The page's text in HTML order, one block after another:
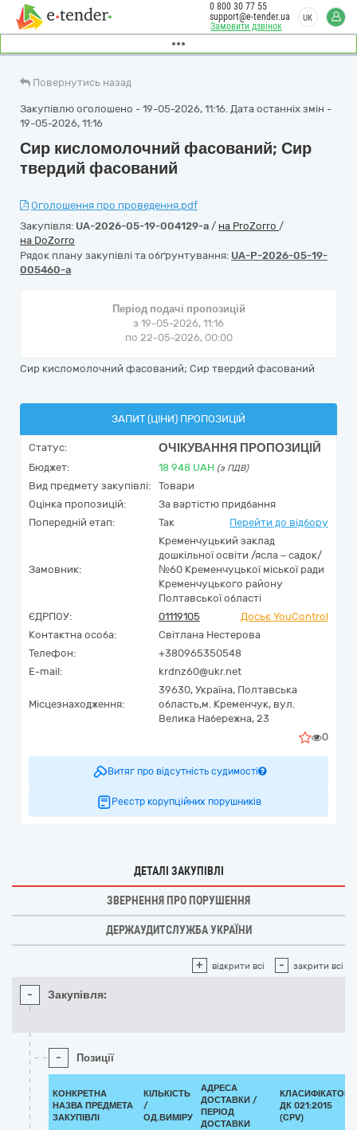
Замовити дзвінок
0 800 30 77 55
support@e-tender.ua
UK
Повернутись назад
Закупівлю оголошено - 19-05-2026, 11:16. Дата останніх змін -
19-05-2026, 11:16
Сир кисломолочний фасований; Сир
твердий фасований
Оголошення про проведення.pdf
Закупівля: UA-2026-05-19-004129-a / на ProZorro /
на DoZorro
Рядок плану закупівлі та обґрунтування: UA-P-2026-05-19-
005460-a
Період подачі пропозицій
з 19-05-2026, 11:16
по 22-05-2026, 00:00
Сир кисломолочний фасований; Сир твердий фасований
ЗАПИТ (ЦІНИ) ПРОПОЗИЦІЙ
Статус: ОЧІКУВАННЯ ПРОПОЗИЦІЙ
Бюджет: 18 948 UAH (з ПДВ)
Вид предмету закупівлі:
Товари
Оцінка пропозицій:
За вартістю придбання
Попередній етап:
Так Перейти до відбору
Замовник:
Кременчуцький заклад
дошкільної освіти /ясла – садок/
№60 Кременчуцької міської ради
Кременчуцького району
Полтавської області
ЄДРПОУ:
01119105
Досьє YouControl
Контактна особа:
Світлана Нестерова
Телефон:
+380965350548
E-mail:
krdnz60@ukr.net
Місцезнаходження:
39630, Україна, Полтавська
область,м. Кременчук, вул.
Велика Набережна, 23
0
Витяг про відсутність судимості
Реєстр корупційних порушників
ДЕТАЛІ ЗАКУПІВЛІ
ЗВЕРНЕННЯ ПРО ПОРУШЕННЯ
ДЕРЖАУДИТСЛУЖБА УКРАЇНИ
+ відкрити всі - закрити всі
- Закупівля:
- Позиції
КОНКРЕТНА
НАЗВА ПРЕДМЕТА
ЗАКУПІВЛІ
КІЛЬКІСТЬ
/
ОД.ВИМІРУ
АДРЕСА
ДОСТАВКИ /
ПЕРІОД
ДОСТАВКИ
КЛАСИФІКАТОР
ДК 021:2015
(CPV)